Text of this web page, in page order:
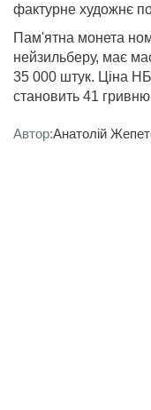
фактурне художнє
Пам'ятна монета
нейзильберу, має
35 000 штук. Ціна
становить 41
Автор:Анатолій